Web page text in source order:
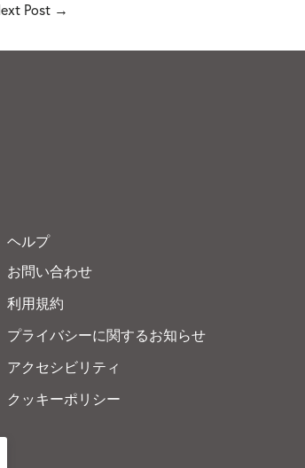
Post →
ヘルプ
お問い合わせ
利用規約
プライバシーに関するお知らせ
アクセシビリティ
クッキーポリシー